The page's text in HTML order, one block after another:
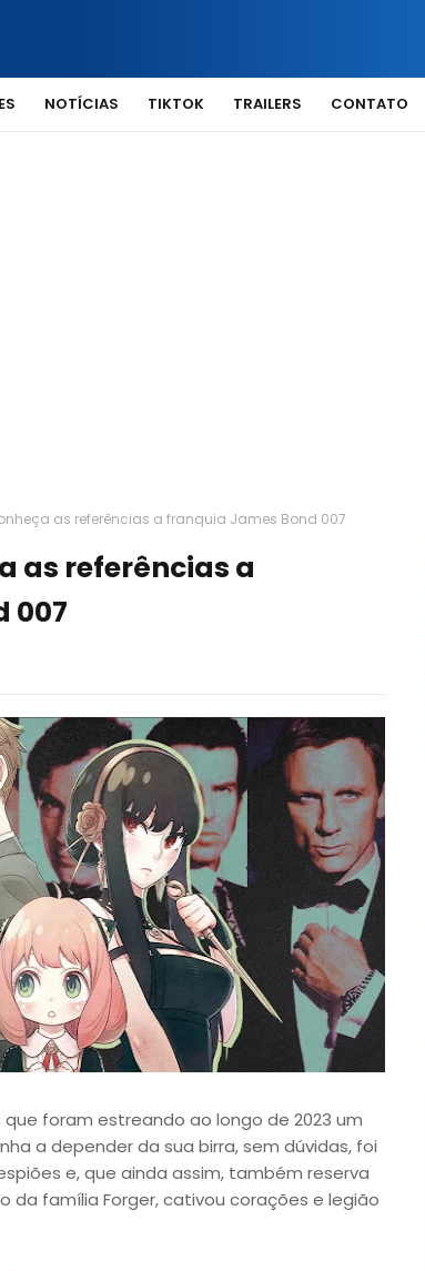
NOTÍCIAS TIKTOK TRAILERS CONTATO
as referências a franquia James Bond 007
as referências a
007
foram estreando ao longo de 2023 um
a depender da sua birra, sem dúvidas, foi
e, que ainda assim, também reserva
família Forger, cativou corações e legião